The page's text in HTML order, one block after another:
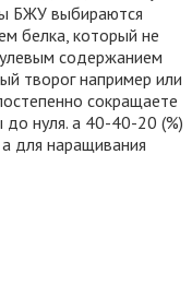
БЖУ выбираются
белка, который не
содержанием
творог например или
сокращаете
нуля. а 40-40-20 (%)
для наращивания